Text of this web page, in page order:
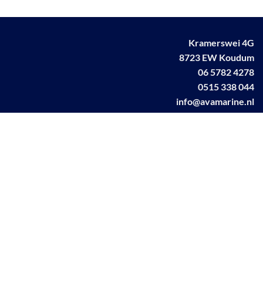
Kramerswei 4G
8723 EW Koudum
06 5782 4278
0515 338 044
info@avamarine.nl